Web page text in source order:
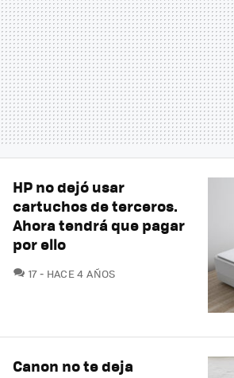
HP no dejó usar
cartuchos de terceros.
Ahora tendrá que pagar
por ello
17COMENTARIOS
HACE 4 AÑOS
Canon no te deja